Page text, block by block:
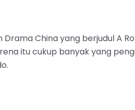
Drama China yang berjudul A
itu cukup banyak yang